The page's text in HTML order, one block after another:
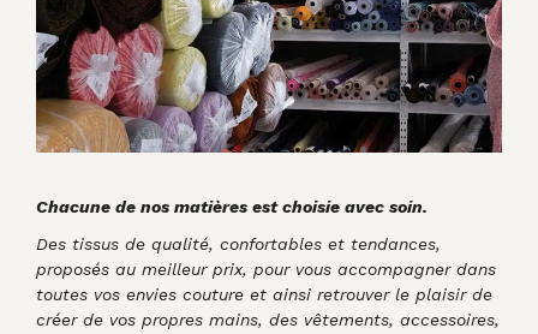
Chacune de nos matières est choisie avec soin.
Des tissus de qualité, confortables et tendances,
proposés au meilleur prix, pour vous accompagner dans
toutes vos envies couture et ainsi retrouver le plaisir de
créer de vos propres mains, des vêtements, accessoires,